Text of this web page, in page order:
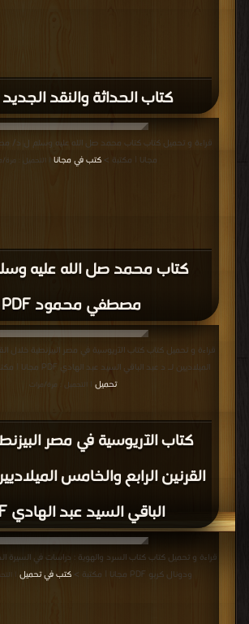
كتاب الحداثة والنقد الجديد PDF
كتاب محمد صل الله عليه
مصطفي محمود PDF
مجانا | مكتبة > كتب في مجانا | التحميل :
كتاب الآريوسية في مصر
القرنين الرابع والخامس
الباقي السيد عبد الهادي PDF
قراءة و تحميل كتاب كتاب الآريوسية في مصر البيزنطية خلال
الميلاديين لـ د عبد الباقي السيد عبد الهادي PDF مجانا | مكتبة >
تحميل
| التحميل : مرة/مرات
قراءة و تحميل كتاب كتاب السرد والهوية : دراسات في السيرة
ودونال كربو PDF مجانا | مكتبة >
كتب في تحميل |